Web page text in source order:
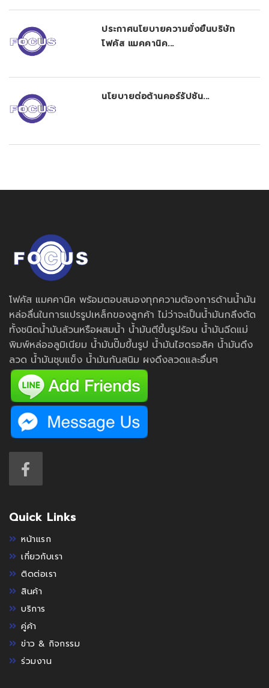
ประกาศนโยบายความยั่งยืนบริษัท
โฟคัส แมคคานิค...
นโยบายต่อต้านคอร์รัปชัน...
โฟคัส แมคคานิค พร้อมตอบสนองทุกความต้องการด้านน้ำมัน
หล่อลื่นในการแปรรูปเหล็กของลูกค้า ไม่ว่าจะเป็นน้ำมันกลึงตัด
ทั้งชนิดน้ำมันล้วนหรือผสมน้ำ น้ำมันตีขึ้นรูปร้อน น้ำมันฉีดแม่
พิมพ์หล่ออลูมิเนียม น้ำมันปั๊มขึ้นรูป น้ำมันไฮดรอลิค น้ำมันดึง
ลวด น้ำมันชุบแข็ง น้ำมันกันสนิม ผงดึงลวดและอื่นๆ
Quick Links
หน้าแรก
เกี่ยวกับเรา
ติดต่อเรา
สินค้า
บริการ
คู่ค้า
ข่าว & กิจกรรม
ร่วมงาน